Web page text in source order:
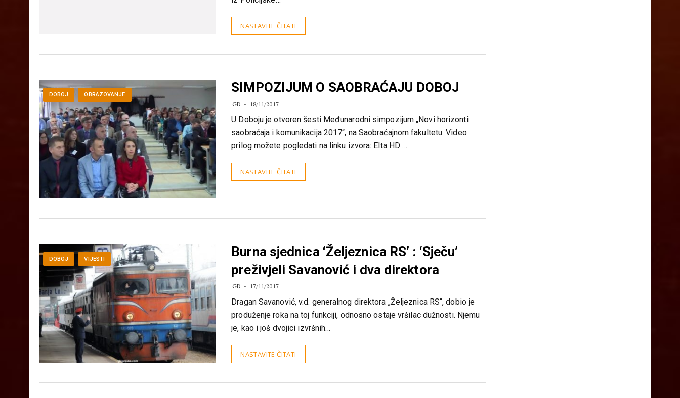
magistralnog puta Doboj – Derventa, u mjestu Komarica, rečeno je Srni
iz Policijske…
DOBOJ OBRAZOVANJE SIMPOZIJUM O SAOBRAĆAJU DOBOJ
GD 18/11/2017
U Doboju je otvoren šesti Međunarodni simpozijum „Novi horizonti
saobraćaja i komunikacija 2017“, na Saobraćajnom fakultetu. Video
prilog možete pogledati na linku izvora: Elta HD …
DOBOJ VIJESTI
Burna sjednica ‘Željeznica RS’ : ‘Sječu’
preživjeli Savanović i dva direktora
GD 17/11/2017
Dragan Savanović, v.d. generalnog direktora „Željeznica RS“, dobio je
produženje roka na toj funkciji, odnosno ostaje vršilac dužnosti. Njemu
je, kao i još dvojici izvršnih…